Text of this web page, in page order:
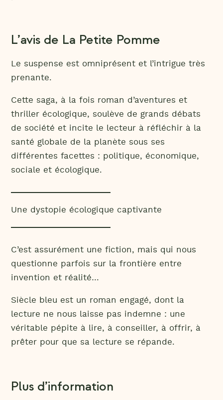
L’avis de La Petite Pomme
Le suspense est omniprésent et l’intrigue très
prenante.
Cette saga, à la fois roman d’aventures et
thriller écologique, soulève de grands débats
de société et incite le lecteur à réfléchir à la
santé globale de la planète sous ses
différentes facettes : politique, économique,
sociale et écologique.
Une dystopie écologique captivante
C’est assurément une fiction, mais qui nous
questionne parfois sur la frontière entre
invention et réalité…
Siècle bleu est un roman engagé, dont la
lecture ne nous laisse pas indemne : une
véritable pépite à lire, à conseiller, à offrir, à
prêter pour que sa lecture se répande.
Plus d’information